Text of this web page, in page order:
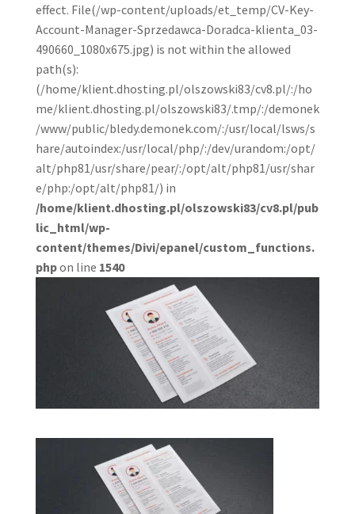
effect. File(/wp-content/uploads/et_temp/CV-Key-
Account-Manager-Sprzedawca-Doradca-klienta_03-
490660_1080x675.jpg) is not within the allowed
path(s):
(/home/klient.dhosting.pl/olszowski83/cv8.pl/:/ho
me/klient.dhosting.pl/olszowski83/.tmp/:/demonek
/www/public/bledy.demonek.com/:/usr/local/lsws/s
hare/autoindex:/usr/local/php/:/dev/urandom:/opt/
alt/php81/usr/share/pear/:/opt/alt/php81/usr/shar
e/php:/opt/alt/php81/) in
/home/klient.dhosting.pl/olszowski83/cv8.pl/pub
lic_html/wp-
content/themes/Divi/epanel/custom_functions.
phpon line 1540